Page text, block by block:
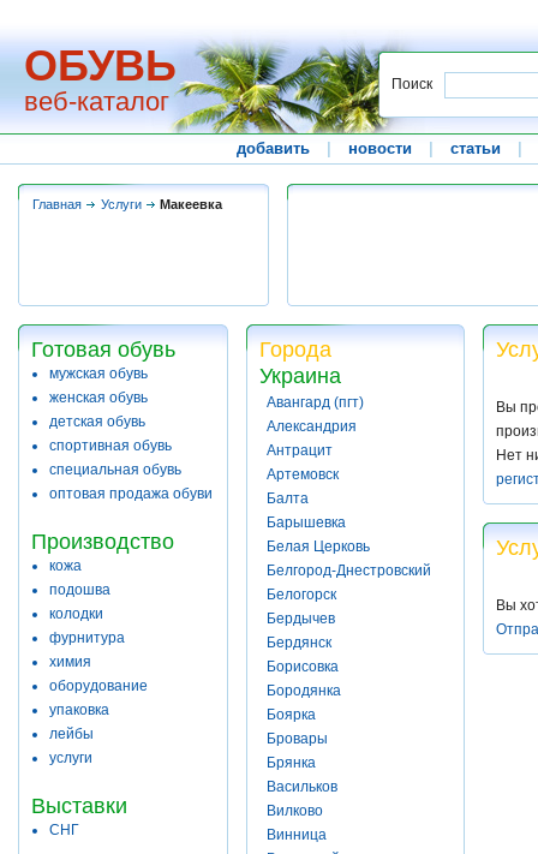
ОБУВЬ
веб-каталог
Поиск
добавить новости статьи
Главная Услуги Макеевка
Готовая обувь
мужская обувь
женская обувь
детская обувь
спортивная обувь
специальная обувь
оптовая продажа обуви
Производство
кожа
подошва
колодки
фурнитура
химия
оборудование
упаковка
лейбы
услуги
Выставки
СНГ
Города
Украина
Авангард (пгт)
Александрия
Антрацит
Артемовск
Балта
Барышевка
Белая Церковь
Белгород-Днестровский
Белогорск
Бердычев
Бердянск
Борисовка
Бородянка
Боярка
Бровары
Брянка
Васильков
Вилково
Винница
Вы
Нет
Вы